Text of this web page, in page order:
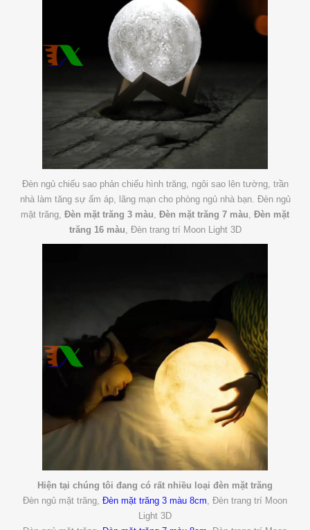
Đèn ngủ chiếu sao phản chiếu hình trăng, ngôi sao lên tường, trần
nhà làm tăng sự ấm áp, lãng mạn cho phòng ngủ nhà bạn. Đèn ngủ
mặt trăng, Đèn mặt trăng 3 màu, Đèn mặt trăng 7 màu, Đèn mặt
trăng 16 màu, Đèn trang trí Moon Light 3D
Hiện tại chúng tôi đang có rất nhiều loại đèn mặt trăng
Đèn ngủ mặt trăng, Đèn mặt trăng 3 màu 8cm , Đèn trang trí Moon
Light 3D